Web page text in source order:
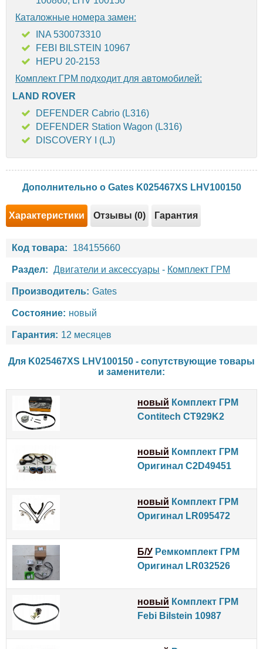
Каталожные номера замен:
INA 530073310
FEBI BILSTEIN 10967
HEPU 20-2153
Комплект ГРМ подходит для автомобилей:
LAND ROVER
DEFENDER Cabrio (L316)
DEFENDER Station Wagon (L316)
DISCOVERY I (LJ)
Дополнительно о Gates K025467XS LHV100150
Характеристики Отзывы (0) Гарантия
Код товара: 184155660
Раздел: Двигатели и аксессуары - Комплект ГРМ
Производитель: Gates
Состояние: новый
Гарантия: 12 месяцев
Для K025467XS LHV100150 - сопутствующие товары
и заменители:
новый Комплект ГРМ
Contitech CT929K2
новый Комплект ГРМ
Оригинал C2D49451
новый Комплект ГРМ
Оригинал LR095472
Б/У Ремкомплект ГРМ
Оригинал LR032526
новый Комплект ГРМ
Febi Bilstein 10987